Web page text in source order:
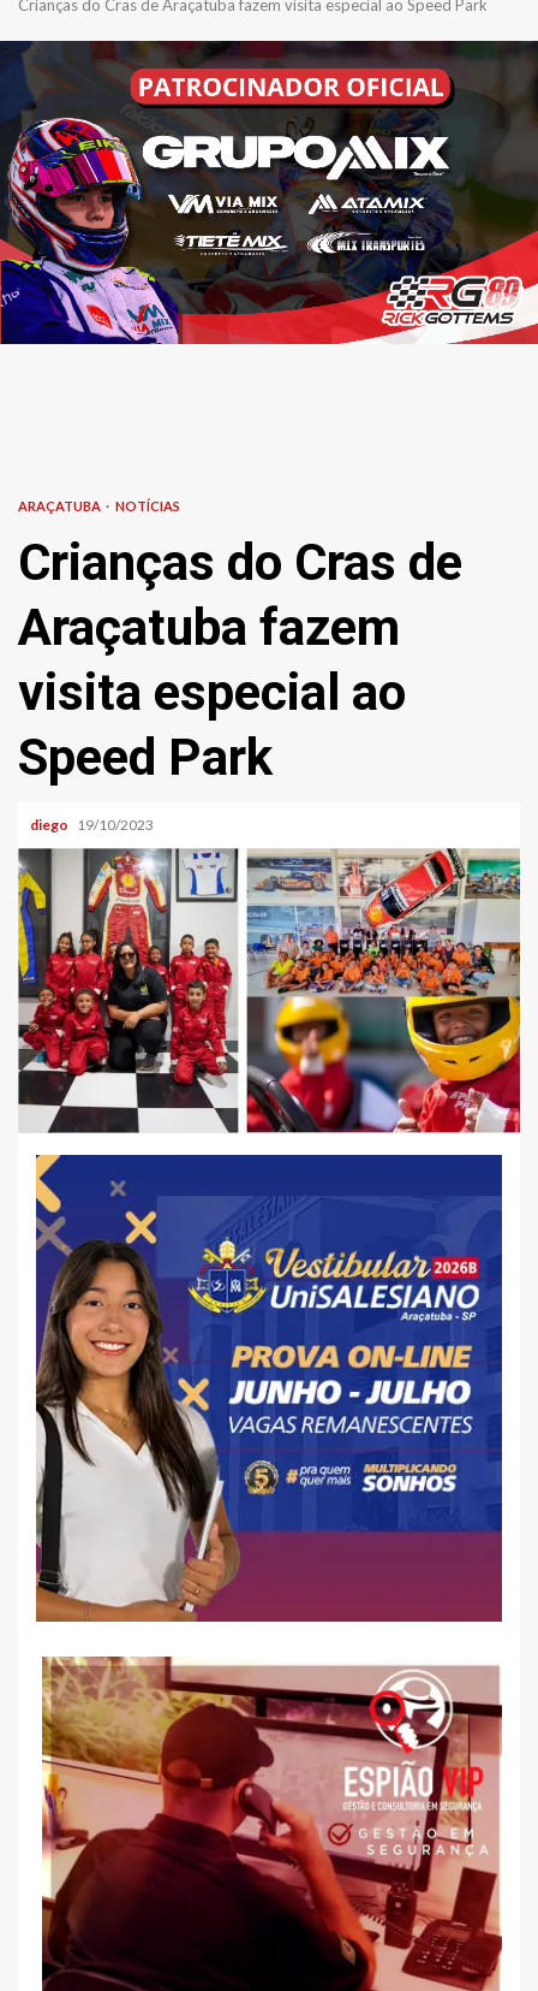
Crianças do Cras de Araçatuba fazem visita especial ao Speed Park
ARAÇATUBA NOTÍCIAS
Crianças do Cras de
Araçatuba fazem
visita especial ao
Speed Park
diego 19/10/2023